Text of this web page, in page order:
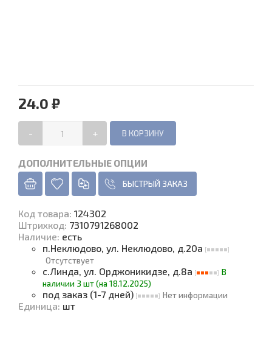
24.0 ₽
- +
ДОПОЛНИТЕЛЬНЫЕ ОПЦИИ
БЫСТРЫЙ ЗАКАЗ
Код товара: 124302
Штрихкод: 7310791268002
Наличие: есть
п.Неклюдово, ул. Неклюдово, д.20а
Отсутствует
с.Линда, ул. Орджоникидзе, д.8а
В
наличии 3 шт (на 18.12.2025)
под заказ (1-7 дней) Нет информации
Единица: шт